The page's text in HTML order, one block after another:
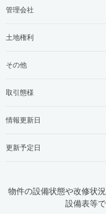
管理会社
土地権利
その他
取引態様
情報更新日
更新予定日
物件の設備状態や改修状
設備表等